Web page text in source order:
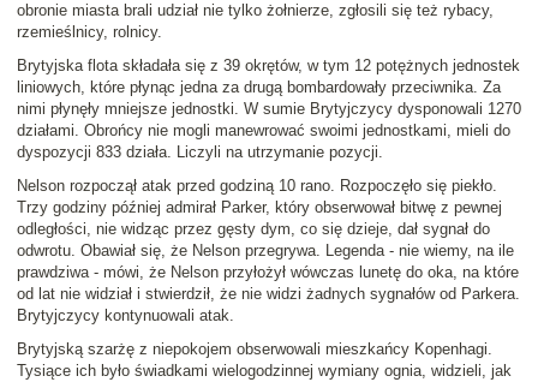
obronie miasta brali udział nie tylko żołnierze, zgłosili się też rybacy,
rzemieślnicy, rolnicy.
Brytyjska flota składała się z 39 okrętów, w tym 12 potężnych jednostek
liniowych, które płynąc jedna za drugą bombardowały przeciwnika. Za
nimi płynęły mniejsze jednostki. W sumie Brytyjczycy dysponowali 1270
działami. Obrońcy nie mogli manewrować swoimi jednostkami, mieli do
dyspozycji 833 działa. Liczyli na utrzymanie pozycji.
Nelson rozpoczął atak przed godziną 10 rano. Rozpoczęło się piekło.
Trzy godziny później admirał Parker, który obserwował bitwę z pewnej
odległości, nie widząc przez gęsty dym, co się dzieje, dał sygnał do
odwrotu. Obawiał się, że Nelson przegrywa. Legenda - nie wiemy, na ile
prawdziwa - mówi, że Nelson przyłożył wówczas lunetę do oka, na które
od lat nie widział i stwierdził, że nie widzi żadnych sygnałów od Parkera.
Brytyjczycy kontynuowali atak.
Brytyjską szarżę z niepokojem obserwowali mieszkańcy Kopenhagi.
Tysiące ich było świadkami wielogodzinnej wymiany ognia, widzieli, jak